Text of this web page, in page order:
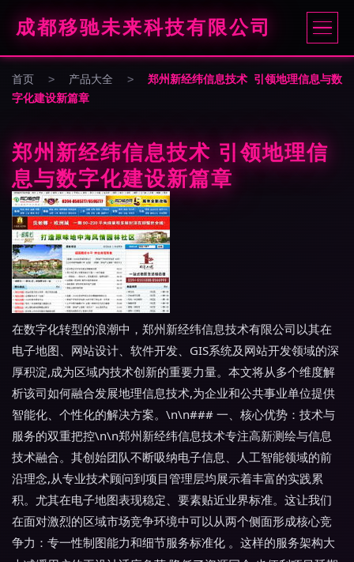
成都移驰未来科技有限公司
首页 > 产品大全 >
郑州新经纬信息技术 引领地理信息与数
字化建设新篇章
郑州新经纬信息技术 引领地理信
息与数字化建设新篇章
在数字化转型的浪潮中，郑州新经纬信息技术有限公司以其在
电子地图、网站设计、软件开发、GIS系统及网站开发领域的深
厚积淀,成为区域内技术创新的重要力量。本文将从多个维度解
析该司如何融合发展地理信息技术,为企业和公共事业单位提供
智能化、个性化的解决方案。\n\n### 一、核心优势：技术与
服务的双重把控\n\n郑州新经纬信息技术专注高新测绘与信息
技术融合。其创始团队不断吸纳电子信息、人工智能领域的前
沿理念,从专业技术顾问到项目管理层均展示着丰富的实践累
积。尤其在电子地图表现稳定、要素贴近业界标准。这让我们
在面对激烈的区域市场竞争环境中可以从两个侧面形成核心竞
争力： 专一性制图能力和细节服务标准化 。这样的服务架构大